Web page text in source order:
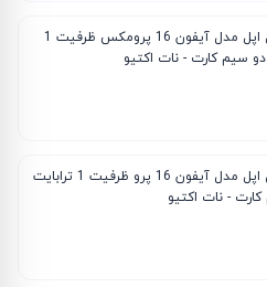
گوشی موبایل اپل مدل آیفون 16 پرومکس ظرفیت 1
گوشی موبایل اپل مدل آیفون 16 پرو ظرفیت 1 ترابایت